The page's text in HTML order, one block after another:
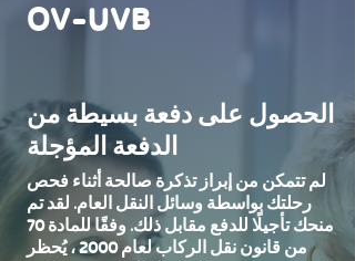
OV-UVB
الحصول على دفعة بسيطة من
الدفعة المؤجلة
لم تتمكن من إبراز تذكرة صالحة أثناء فحص
رحلتك بواسطة وسائل النقل العام. لقد تم
منحك تأجيلًا للدفع مقابل ذلك. وفقًا للمادة 70
من قانون نقل الركاب لعام 2000 ، يُحظر